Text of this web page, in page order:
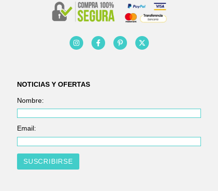
NOTICIAS Y OFERTAS
Nombre:
Email: